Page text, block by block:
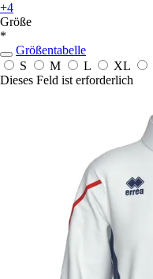
+4
Größe
*
Größentabelle
S
M L XL
Dieses Feld ist erforderlich